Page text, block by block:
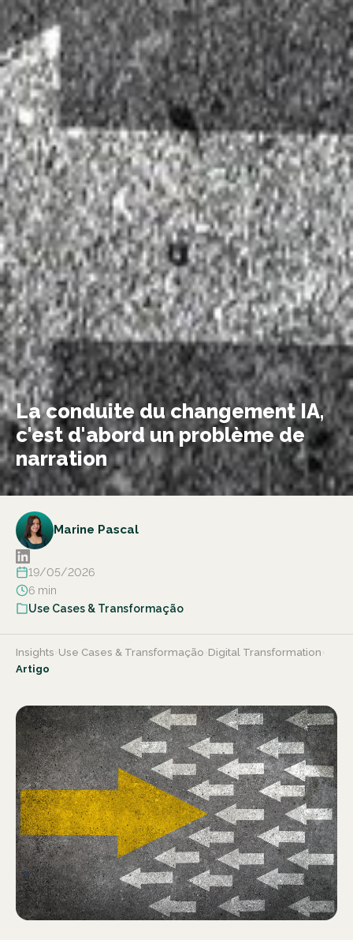
La conduite du changement IA,
c'est d'abord un problème de
narration
Marine Pascal
19/05/2026
6 min
Use Cases & Transformação
Insights Use Cases & Transformação Digital Transformation
Artigo